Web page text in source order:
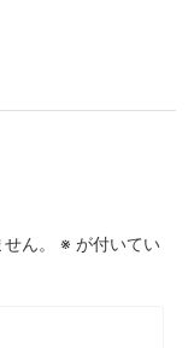
ん。 ※ が付いてい